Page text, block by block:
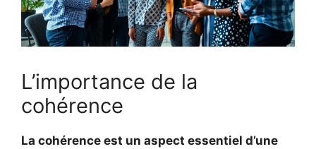
L’importance de la
cohérence
La cohérence est un aspect essentiel d’une